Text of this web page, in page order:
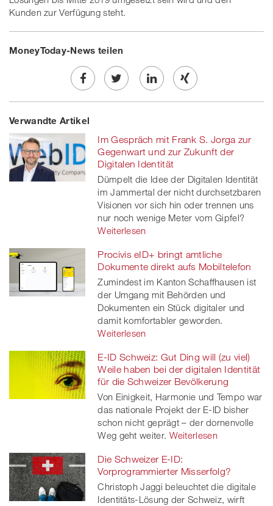
Kunden zur Verfügung steht.
MoneyToday-News teilen
Share
on
Facebook
Twe
on
twitt
er
Share
linkedin
Share
Xing
Verwandte Artikel
Im Gespräch mit Frank S. Jorga zur
Gegenwart und zur Zukunft der
Digitalen Identität
Dümpelt die Idee der Digitalen Identität
im Jammertal der nicht durchsetzbaren
Visionen vor sich hin oder trennen uns
nur noch wenige Meter vom Gipfel?
Weiterlesen
Procivis eID+ bringt amtliche
Dokumente direkt aufs Mobiltelefon
Zumindest im Kanton Schaffhausen ist
der Umgang mit Behörden und
Dokumenten ein Stück digitaler und
damit komfortabler geworden.
Weiterlesen
E-ID Schweiz: Gut Ding will (zu viel)
Weile haben bei der digitalen Identität
für die Schweizer Bevölkerung
Von Einigkeit, Harmonie und Tempo war
das nationale Projekt der E-ID bisher
schon nicht geprägt – der dornenvolle
Weg geht weiter. Weiterlesen
Die Schweizer E-ID:
Vorprogrammierter Misserfolg?
Christoph Jaggi beleuchtet die digitale
Identitäts-Lösung der Schweiz, wirft